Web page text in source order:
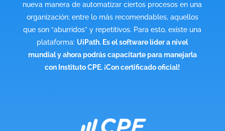
nueva manera de automatizar ciertos procesos en una
organización; entre lo más recomendables, aquellos
que son “aburridos” y repetitivos. Para esto, existe una
plataforma:UiPath. Es el software líder a nivel
mundial y ahora podrás capacitarte para manejarla
con Instituto CPE. ¡Con certificado oficial!